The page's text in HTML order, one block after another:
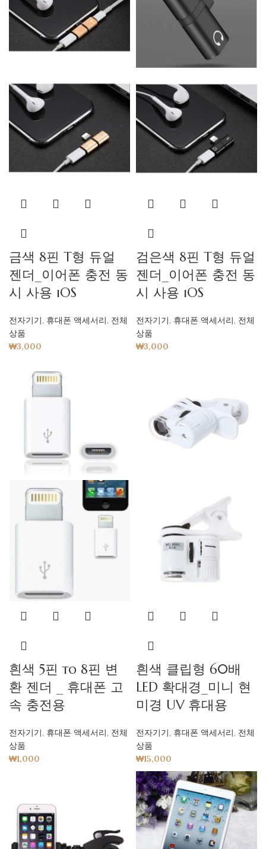
금색 8핀 T형 듀얼
젠더_이어폰 충전 동
시 사용 iOS
전자기기, 휴대폰 액세서리, 전체
상품
₩3,000
검은색 8핀 T형 듀얼
젠더_이어폰 충전 동
시 사용 iOS
전자기기, 휴대폰 액세서리, 전체
상품
₩3,000
흰색 5핀 to 8핀 변
환 젠더 _ 휴대폰 고
속 충전용
전자기기, 휴대폰 액세서리, 전체
상품
₩1,000
흰색 클립형 60배
LED 확대경_미니 현
미경 UV 휴대용
전자기기, 휴대폰 액세서리, 전체
상품
₩15,000